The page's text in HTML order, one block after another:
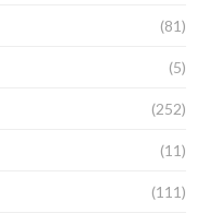
(81)
(5)
(252)
(11)
(111)